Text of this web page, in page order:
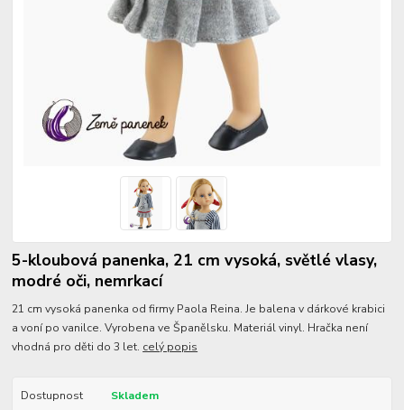
5-kloubová panenka, 21 cm vysoká, světlé vlasy,
modré oči, nemrkací
21 cm vysoká panenka od firmy Paola Reina. Je balena v dárkové krabici
a voní po vanilce. Vyrobena ve Španělsku. Materiál vinyl. Hračka není
vhodná pro děti do 3 let. celý popis
Dostupnost Skladem